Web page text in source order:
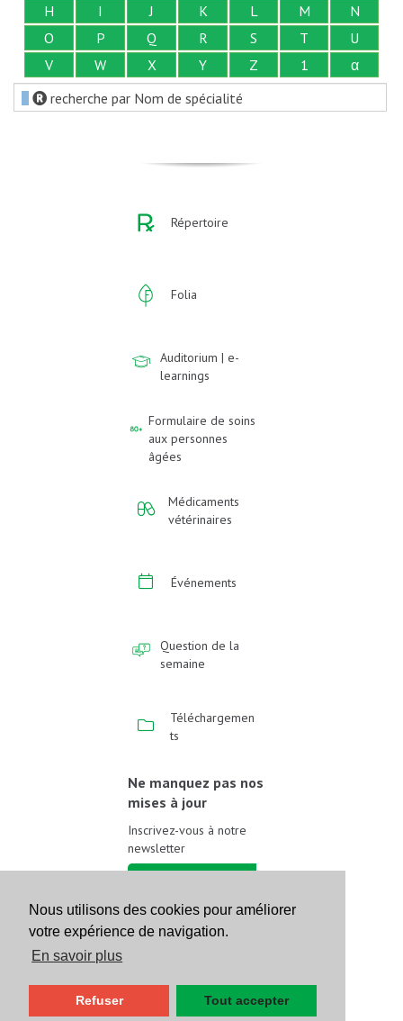
Nous utilisons des cookies pour améliorer
votre expérience de navigation.
En savoir plus
Refuser Tout accepter
H
I J K L M
N
O
P Q R S T
U
V
W X Y Z 1
α
recherche par Nom de spécialité
Répertoire
Folia
Auditorium | e-
learnings
Formulaire de soins
aux personnes
âgées
Médicaments
vétérinaires
Événements
Question de la
semaine
Téléchargemen
ts
Ne manquez pas nos
mises à jour
Inscrivez-vous à notre
newsletter
Suivez-nous sur les